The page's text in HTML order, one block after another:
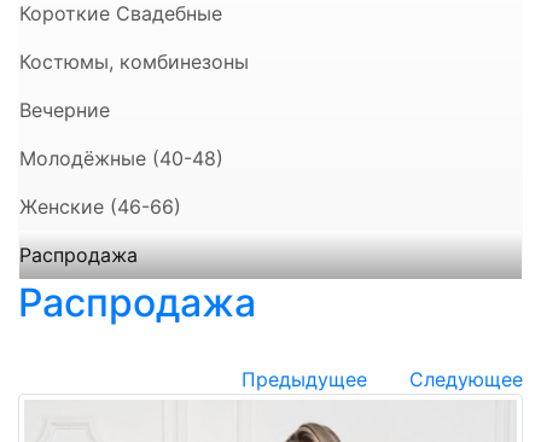
Короткие Свадебные
Костюмы, комбинезоны
Вечерние
Молодёжные (40-48)
Женские (46-66)
Распродажа
Распродажа
Предыдущее Следующее